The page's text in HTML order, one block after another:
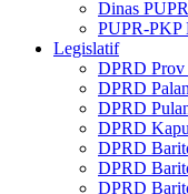
Dinas
PUPR-PKP
Legislatif
DPRD Prov
DPRD
DPRD
DPRD
DPRD
DPRD
DPRD